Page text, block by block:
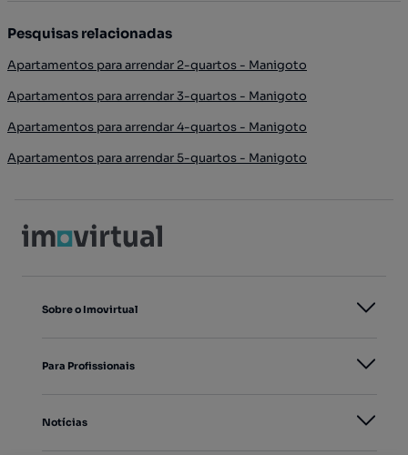
Pesquisas relacionadas
Apartamentos para arrendar 2-quartos - Manigoto
Apartamentos para arrendar 3-quartos - Manigoto
Apartamentos para arrendar 4-quartos - Manigoto
Apartamentos para arrendar 5-quartos - Manigoto
Sobre o Imovirtual
Para Profissionais
Notícias